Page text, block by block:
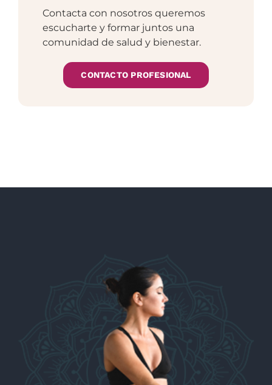
Contacta con nosotros queremos
escucharte y formar juntos una
comunidad de salud y bienestar.
CONTACTO PROFESIONAL